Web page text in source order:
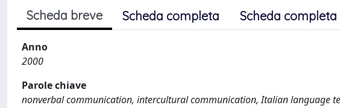
Scheda breve Scheda completa Scheda completa
Anno
2000
Parole chiave
nonverbal communication, intercultural communication, Italian language